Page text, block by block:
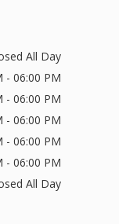
All Day
- 06:00 PM
- 06:00 PM
- 06:00 PM
- 06:00 PM
- 06:00 PM
All Day